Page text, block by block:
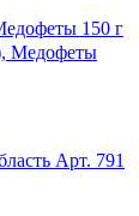
Медофеты
Арт. 791